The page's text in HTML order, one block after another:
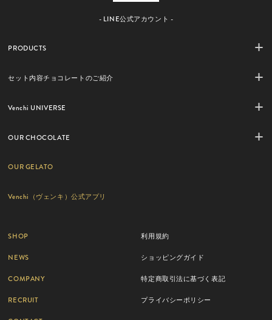
- LINE公式アカウント -
PRODUCTS
セット内容チョコレートのご紹介
Venchi UNIVERSE
OUR CHOCOLATE
OUR GELATO
Venchi（ヴェンキ）公式アプリ
SHOP
NEWS
COMPANY
RECRUIT
利用規約
ショッピングガイド
特定商取引法に基づく表記
プライバシーポリシー